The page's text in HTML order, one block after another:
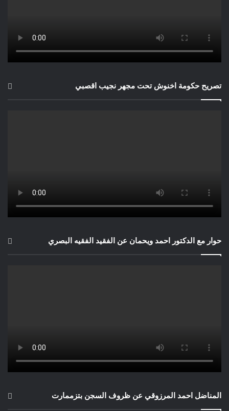
تصريح حكومة اخنوش تحت مجهر نجيب اقصبي
حوار مع الدكتور احمد ويحمان عن الفقيد الفقيه البصري
المناضل احمد المرزوقي عن ظروف السجن بتزممارت